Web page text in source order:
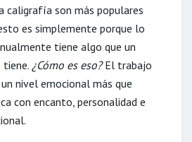
caligrafía son más populares
es simplemente porque lo
tiene algo que un
tiene. ¿Cómo es eso?El trabajo
nivel emocional más que
con encanto, personalidad e